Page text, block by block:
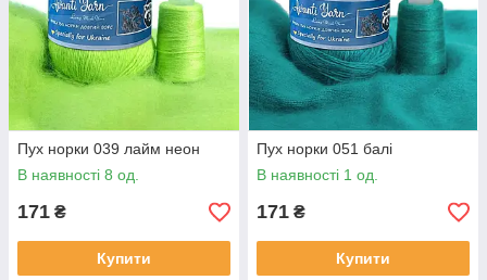
Пух норки 039 лайм неон
В наявності 8 од.
171 ₴
Купити
Пух норки 051 балі
В наявності 1 од.
171 ₴
Купити